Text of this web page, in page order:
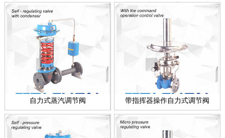
自力式蒸汽调节阀 带指挥器操作自力式调节阀